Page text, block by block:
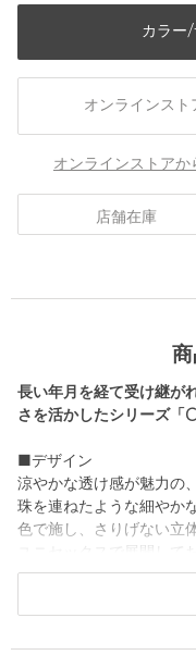
カラー
オンラインスト
オンラインストア
店舗在庫
長い年月を経て受け継が
さを活かしたシリーズ「
■デザイン
涼やかな透け感が魅力の
珠を連ねたような細やか
色で施し、さりげない立
びいただけます。
インドの伝統的な織物「